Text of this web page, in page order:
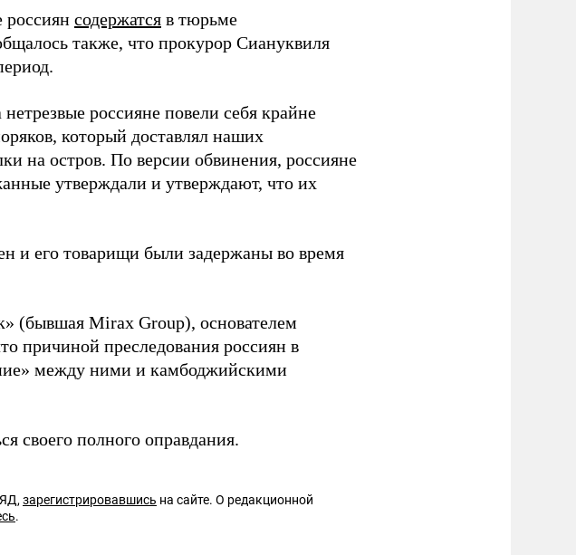
россиян содержатся в тюрьме
также, что прокурор Сиануквиля
россияне повели себя крайне
который доставлял наших
на остров. По версии обвинения, россияне
утверждали и утверждают, что их
и его товарищи были задержаны во время
(бывшая Mirax Group), основателем
причиной преследования россиян в
между ними и камбоджийскими
своего полного оправдания.
зарегистрировавшись на сайте. О редакционной
.